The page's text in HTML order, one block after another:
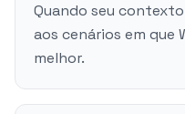
Quando seu
aos cenários em que
melhor.